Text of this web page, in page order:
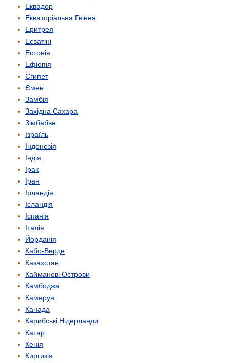
Еквадор
Екваторіальна Гвінея
Еритрея
Есватіні
Естонія
Ефіопія
Єгипет
Ємен
Замбія
Західна Сахара
Зімбабве
Ізраїль
Індонезія
Індія
Ірак
Іран
Ірландія
Ісландія
Іспанія
Італія
Йорданія
Кабо-Верде
Казахстан
Кайманові Острови
Камбоджа
Камерун
Канада
Карибські Нідерланди
Катар
Кенія
Киргизія